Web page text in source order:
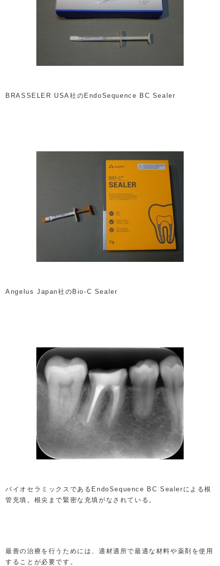
BRASSELER USA社のEndoSequence BC Sealer
Angelus Japan社のBio-C Sealer
バイオセラミックスであるEndoSequence BC Sealerによる根
管充填。根尖まで緊密な充填がなされている。
最善の治療を行うためには、適材適所で最適な材料や薬剤を使用
することが必要です。